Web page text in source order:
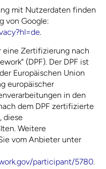
mit Nutzerdaten finden
von Google:
.
eine Zertifizierung nach
(DPF). Der DPF ist
Europäischen Union
europäischer
in den
dem DPF zertifizierte
diese
Weitere
vom Anbieter unter
participant/5780.